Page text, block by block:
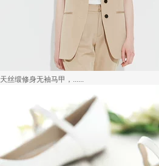
在买衣服的时候，我们会喜欢物美价廉的衣服